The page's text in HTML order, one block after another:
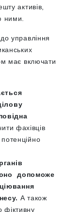
активів,
ними.
управління
має включати
фахівців
допоможе
А також
фіктивну